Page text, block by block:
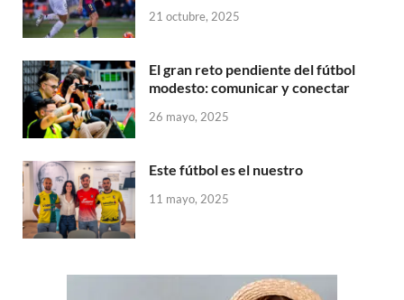
21 octubre, 2025
El gran reto pendiente del fútbol
modesto: comunicar y conectar
26 mayo, 2025
Este fútbol es el nuestro
11 mayo, 2025